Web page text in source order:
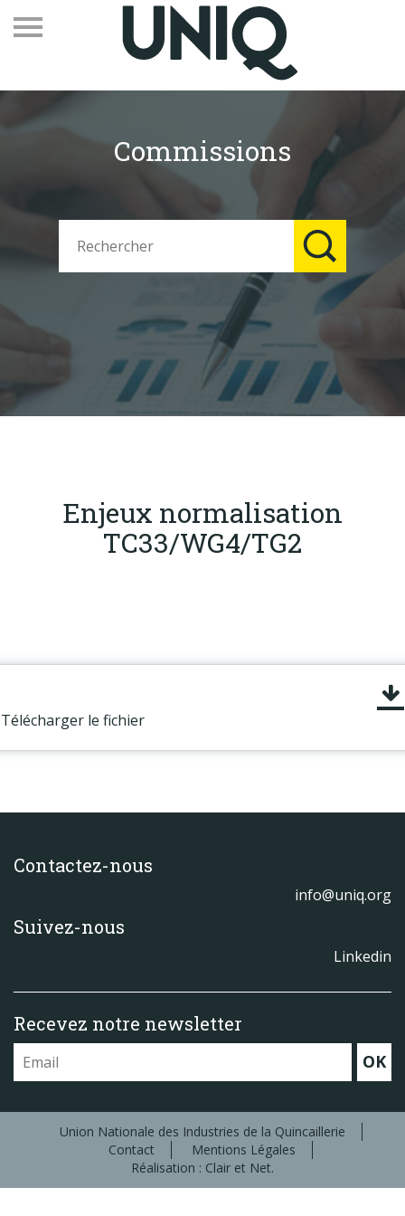
Recevez notre newsletter
Vos contacts
Espace adhérents
EN
Qui sommes-nous
Produits
Publications
Commissions
Enjeux normalisation
TC33/WG4/TG2
Télécharger le fichier
Contactez-nous
info@uniq.org
Suivez-nous
Linkedin
Recevez notre newsletter
OK
Union Nationale des Industries de la Quincaillerie
Contact
Mentions Légales
Réalisation : Clair et Net.